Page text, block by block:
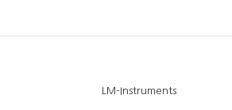
LM-Instruments